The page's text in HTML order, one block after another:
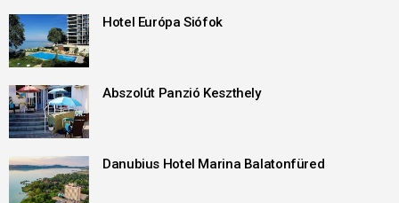
Hotel Európa Siófok
Abszolút Panzió Keszthely
Danubius Hotel Marina Balatonfüred